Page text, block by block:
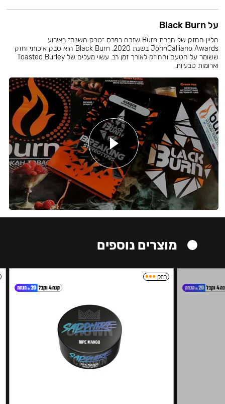
על Black Burn
הליין החזק של חברת Burn שזכה בפרס ״טבק השנה״ באירוע
JohnCalliano Awards בשנת 2020. Black Burn הוא טבק איכותי וחזק
ששומר על הטעם והחוזק לאורך זמן רב. עשוי מעלים של Toasted Burley
וארומות טבעיות.
מוצרים נוספים
חזק